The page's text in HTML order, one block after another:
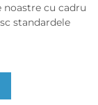
noastre cu cadru
standardele